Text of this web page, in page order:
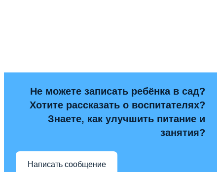
Не можете записать ребёнка в сад?
Хотите рассказать о воспитателях?
Знаете, как улучшить питание и
занятия?
Написать сообщение